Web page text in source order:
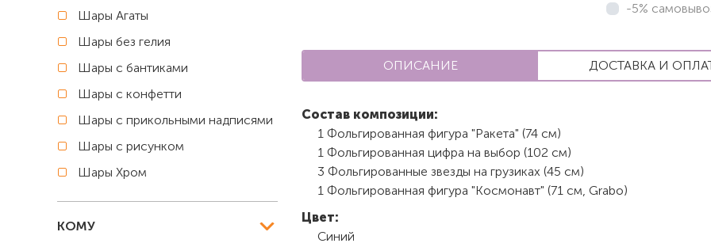
Шары Агаты
Шары без гелия
Шары с бантиками
Шары с конфетти
Шары с прикольными надписями
Шары с рисунком
Шары Хром
КОМУ
-5%
ОПИСАНИЕ ДОСТАВКА И
Состав композиции:
1 Фольгированная фигура "Ракета" (74 см)
1 Фольгированная цифра на выбор (102 см)
3 Фольгированные звезды на грузиках (45 см)
1 Фольгированная фигура "Космонавт" (71 см, Grabo)
Цвет:
Синий